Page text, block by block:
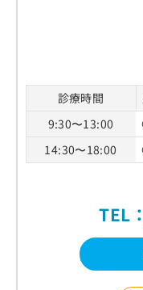
診療時間
9:30〜13:00
14:30〜18:00
TEL：